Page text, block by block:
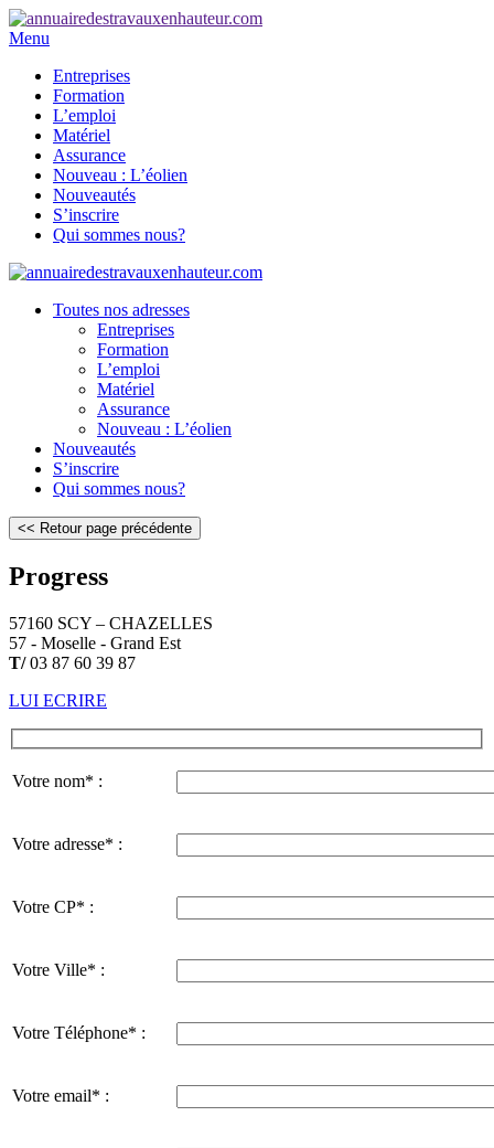
Menu
Entreprises
Formation
L’emploi
Matériel
Assurance
Nouveau : L’éolien
Nouveautés
S’inscrire
Qui sommes nous?
Toutes nos adresses
Entreprises
Formation
L’emploi
Matériel
Assurance
Nouveau : L’éolien
Nouveautés
S’inscrire
Qui sommes nous?
Progress
57160 SCY – CHAZELLES
57 - Moselle - Grand Est
T/03 87 60 39 87
LUI ECRIRE
Votre nom* :
Votre adresse* :
Votre CP* :
Votre Ville* :
Votre Téléphone* :
Votre email* :